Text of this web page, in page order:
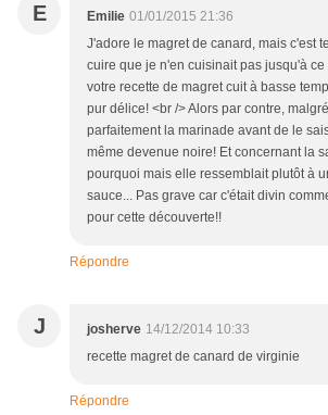
E Emilie 01/01/2015 21:36
J'adore le magret de canard, mais c'est
cuire que je n'en cuisinait pas jusqu'à
votre recette de magret cuit à basse
pur délice! <br /> Alors par contre,
parfaitement la marinade avant de le
même devenue noire! Et concernant la
pourquoi mais elle ressemblait plutôt à
sauce... Pas grave car c'était divin
pour cette découverte!!
Répondre
J josherve 14/12/2014 10:33
recette magret de canard de virginie
Répondre